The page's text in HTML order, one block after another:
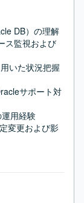
DB）の理解
ス監視および
いた状況把握
サポート対
用経験
変更および影